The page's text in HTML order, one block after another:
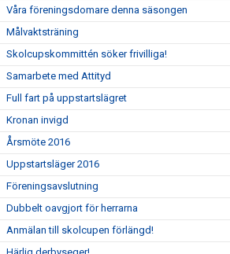
Våra föreningsdomare denna säsongen
Målvaktsträning
Skolcupskommittén söker frivilliga!
Samarbete med Attityd
Full fart på uppstartslägret
Kronan invigd
Årsmöte 2016
Uppstartsläger 2016
Föreningsavslutning
Dubbelt oavgjort för herrarna
Anmälan till skolcupen förlängd!